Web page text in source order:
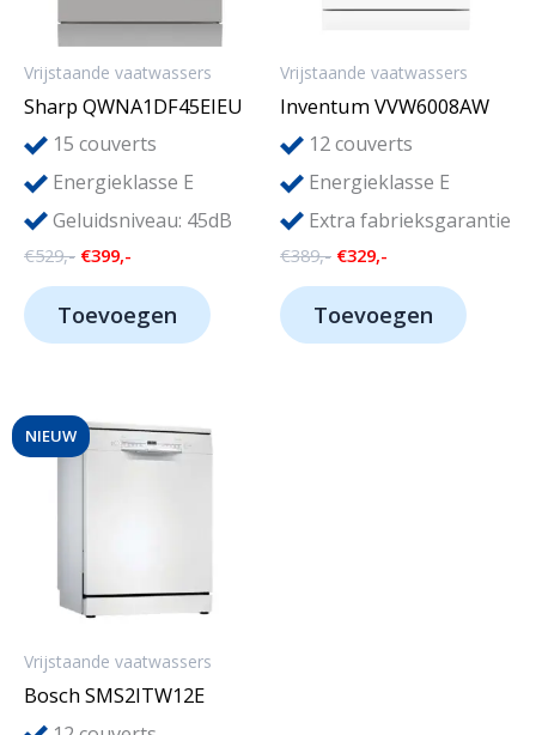
Vrijstaande vaatwassers
Sharp QWNA1DF45EIEU
15 couverts
Energieklasse E
Geluidsniveau: 45dB
€529,- Oorspronkelijke
€529,-.
€399,-
€399,-.
Toevoegen
Vrijstaande vaatwassers
Inventum VVW6008AW
12couverts
Energieklasse E
Extra fabrieksgarantie
€389,- Oorspronkelijke
€389,-.
€329,-
€329,-.
Toevoegen
NIEUW
Vrijstaande vaatwassers
Bosch SMS2ITW12E